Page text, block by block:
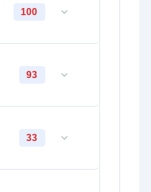
100
93
33